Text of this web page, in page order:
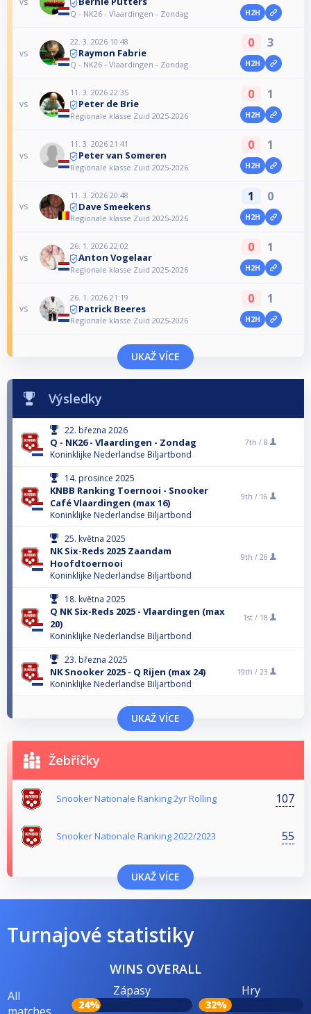
Q - NK26 - Vlaardingen - Zondag H2H
vs
22. 3. 2026 10:48
Raymon Fabrie
Q - NK26 - Vlaardingen - Zondag
0 3
H2H
vs
11. 3. 2026 22:35
Peter de Brie
Regionale klasse Zuid 2025-2026
0 1
H2H
vs
11. 3. 2026 21:41
Peter van Someren
Regionale klasse Zuid 2025-2026
0 1
H2H
vs
11. 3. 2026 20:48
Dave Smeekens
Regionale klasse Zuid 2025-2026
1 0
H2H
vs
26. 1. 2026 22:02
Anton Vogelaar
Regionale klasse Zuid 2025-2026
0 1
H2H
vs
26. 1. 2026 21:19
Patrick Beeres
Regionale klasse Zuid 2025-2026
0 1
H2H
UKAŽ VÍCE
Výsledky
22. března 2026
Q - NK26 - Vlaardingen - Zondag
Koninklijke Nederlandse Biljartbond
7th / 8
14. prosince 2025
KNBB Ranking Toernooi - Snooker
Café Vlaardingen (max 16)
Koninklijke Nederlandse Biljartbond
9th / 16
25. května 2025
NK Six-Reds 2025 Zaandam
Hoofdtoernooi
Koninklijke Nederlandse Biljartbond
9th / 26
18. května 2025
Q NK Six-Reds 2025 - Vlaardingen (max
20)
Koninklijke Nederlandse Biljartbond
1st / 18
23. března 2025
NK Snooker 2025 - Q Rijen (max 24)
Koninklijke Nederlandse Biljartbond
19th / 23
UKAŽ VÍCE
Žebříčky
Snooker Nationale Ranking 2yr Rolling 107
Snooker Nationale Ranking 2022/2023 55
UKAŽ VÍCE
Turnajové statistiky
WINS OVERALL
All
Zápasy
24%
Hry
32%